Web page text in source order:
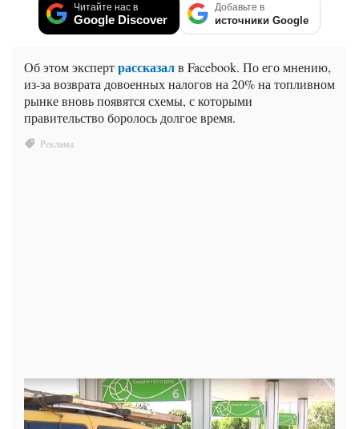
Читайте нас в
Google Discover
Добавьте в
источники Google
Об этом экспертрассказалв Facebook. По его мнению,
из-за возврата довоенных налогов на 20% на топливном
рынке вновь появятся схемы, с которыми
правительство боролось долгое время.